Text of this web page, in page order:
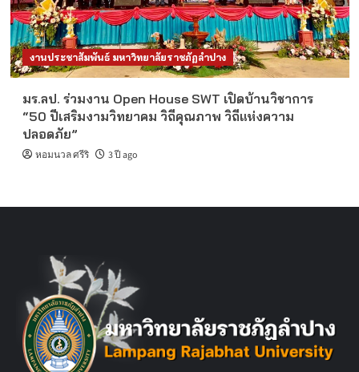
งานประชาสัมพันธ์ มหาวิทยาลัยราชภัฏลำปาง
มร.ลป. ร่วมงาน Open House SWT เปิดบ้านวิชาการ
“50 ปีเสริมงามวิทยาคม วิถีคุณภาพ วิถีแห่งความ
ปลอดภัย”
หอมนวล ศรีริ 3 ปี ago